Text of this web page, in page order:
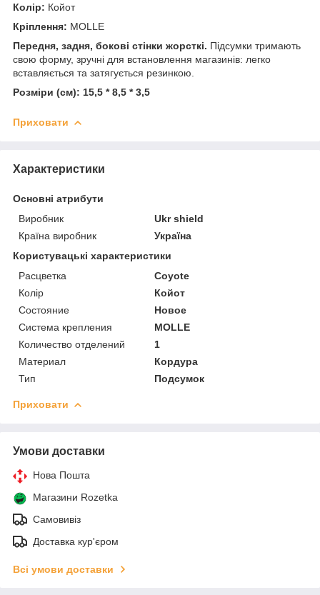
Колір: Койот
Кріплення: MOLLE
Передня, задня, бокові стінки жорсткі. Підсумки тримають
свою форму, зручні для встановлення магазинів: легко
вставляється та затягується резинкою.
Розміри (см): 15,5 * 8,5 * 3,5
Приховати
Характеристики
Основні атрибути
Виробник
Ukr shield
Країна виробник
Україна
Користувацькі характеристики
Расцветка
Coyote
Колір
Койот
Состояние
Новое
Система крепления
MOLLE
Количество отделений
1
Материал
Кордура
Тип
Подсумок
Приховати
Умови доставки
Нова Пошта
Магазини Rozetka
Самовивіз
Доставка кур'єром
Всі умови доставки